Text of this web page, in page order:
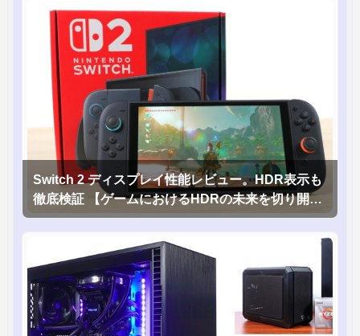
Switch 2 ディスプレイ性能レビュー。HDR表示も
徹底検証 【ゲームにおけるHDRの未来を切り開く
1台！】